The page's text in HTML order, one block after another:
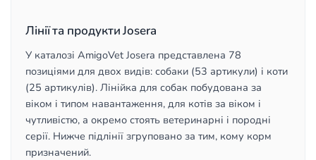
Лінії та продукти Josera
У каталозі AmigoVet Josera представлена 78
позиціями для двох видів: собаки (53 артикули) і коти
(25 артикулів). Лінійка для собак побудована за
віком і типом навантаження, для котів за віком і
чутливістю, а окремо стоять ветеринарні і породні
серії. Нижче підлінії згруповано за тим, кому корм
призначений.